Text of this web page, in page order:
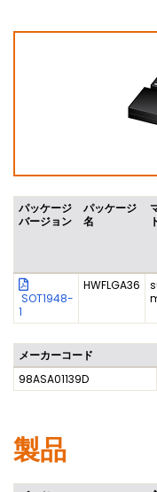
パッケージ
バージョン
パッケージ
名
SOT1948-
1
HWFLGA36
メーカーコード
98ASA01139D
製品